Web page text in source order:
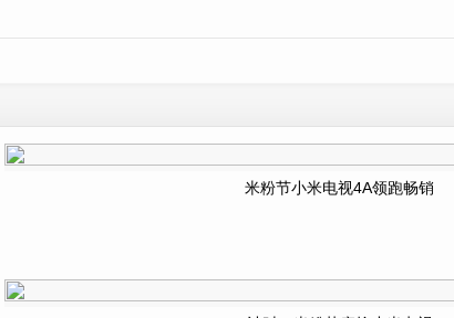
米粉节小米电视4A领跑畅销